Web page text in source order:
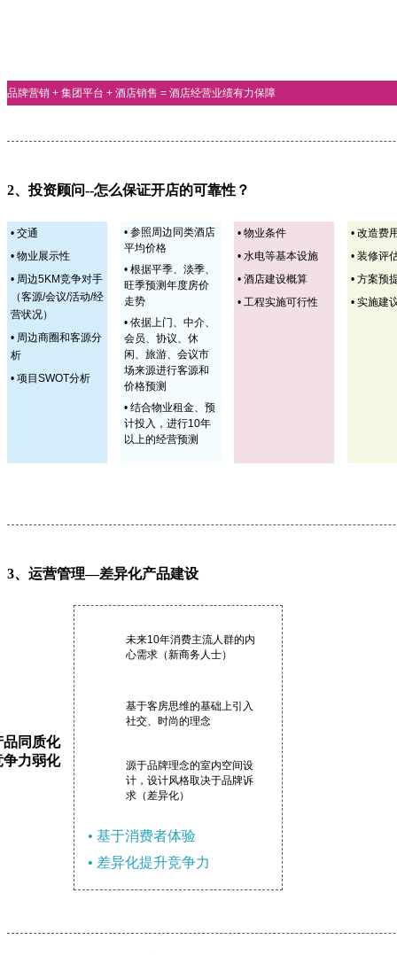
品牌营销 + 集团平台 + 酒店销售 = 酒店经营业绩有力保障
2、投资顾问--怎么保证开店的可靠性？
• 交通
• 物业展示性
• 周边5KM竞争对手
（客源/会议/活动/经
营状况）
• 周边商圈和客源分
析
• 项目SWOT分析
• 参照周边同类酒店
平均价格
• 根据平季、淡季、
旺季预测年度房价
走势
• 依据上门、中介、
会员、协议、休
闲、旅游、会议市
场来源进行客源和
价格预测
• 结合物业租金、预
计投入，进行10年
以上的经营预测
• 物业条件
• 水电等基本设施
• 酒店建设概算
• 工程实施可行性
• 改造费
• 装修评
• 方案预
• 实施建
3、运营管理—差异化产品建设
品同质化
争力弱化
未来10年消费主流人群的内
心需求（新商务人士）
基于客房思维的基础上引入
社交、时尚的理念
源于品牌理念的室内空间设
计，设计风格取决于品牌诉
求（差异化）
• 基于消费者体验
• 差异化提升竞争力